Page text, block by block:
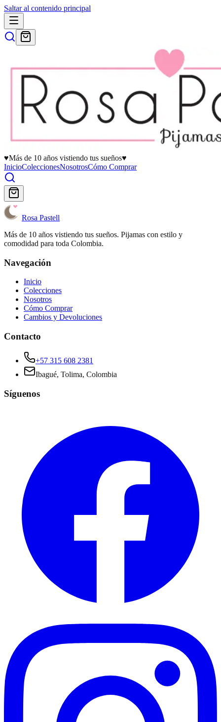
Saltar al contenido principal
♥Más de 10 años vistiendo tus sueños♥
InicioColeccionesNosotrosCómo Comprar
Rosa Pastell
Más de 10 años vistiendo tus sueños. Pijamas con estilo y
comodidad para toda Colombia.
Navegación
Inicio
Colecciones
Nosotros
Cómo Comprar
Cambios y Devoluciones
Contacto
+57 315 608 2381
Ibagué, Tolima, Colombia
Síguenos